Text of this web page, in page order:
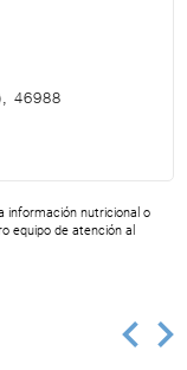
46988
información nutricional o
equipo de atención al